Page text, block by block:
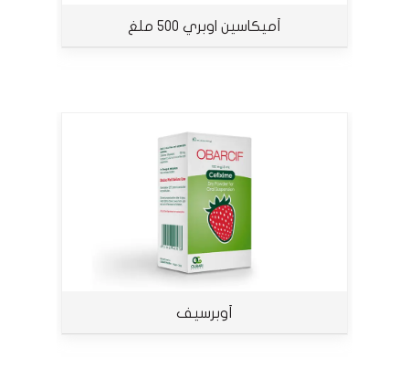
أميكاسين اوبري 500 ملغ
أوبرسيف